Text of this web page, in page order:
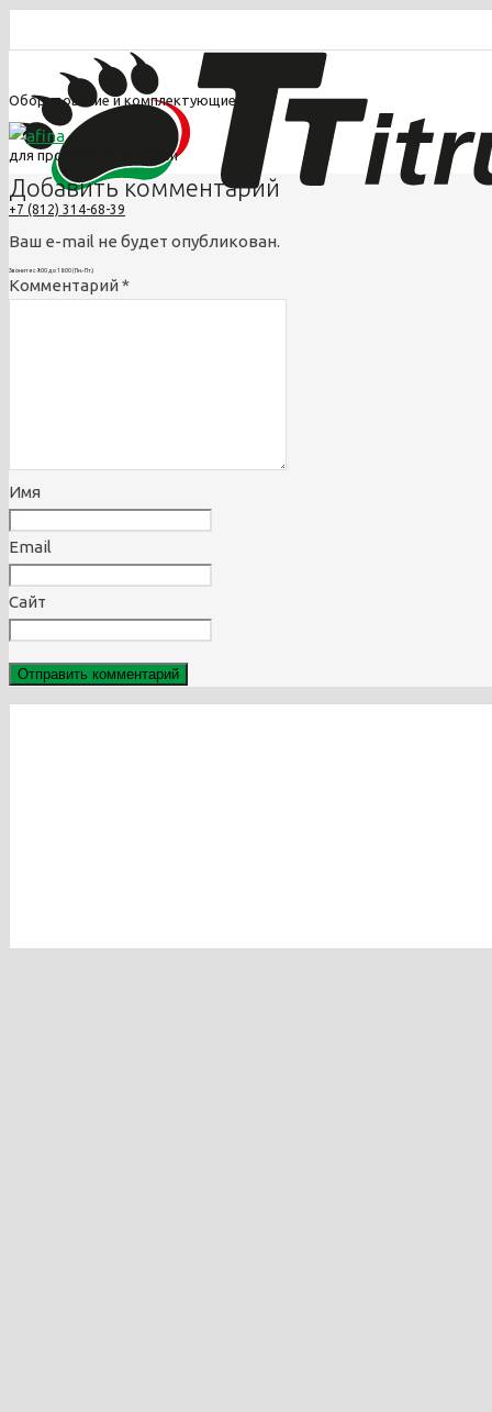
Оборудование и комплектующие
для производства обуви
+7 (812) 314-68-39
Звоните с 9:00 до 18:00 (Пн.-Пт.)
Добавить комментарий
Ваш e-mail не будет опубликован.
Комментарий *
Имя
Email
Сайт